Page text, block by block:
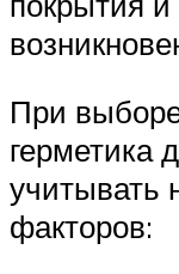
При
герметика
учитывать
факторов: